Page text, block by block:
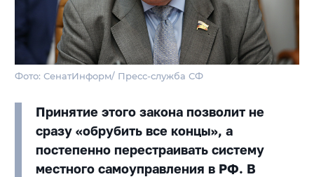
Фото: СенатИнформ/ Пресс-служба СФ
Принятие этого закона позволит не
сразу «обрубить все концы», а
постепенно перестраивать систему
местного самоуправления в РФ. В